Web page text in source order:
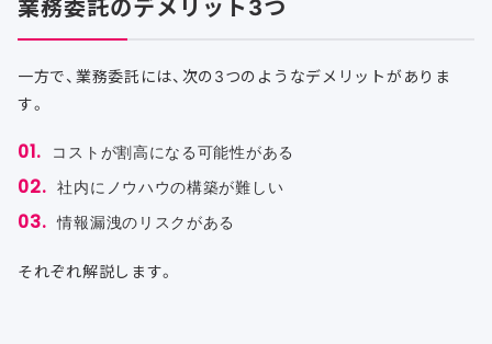
一方で、業務委託には、次の3つのようなデメリットがありま
す。
コストが割高になる可能性がある
社内にノウハウの構築が難しい
情報漏洩のリスクがある
それぞれ解説します。